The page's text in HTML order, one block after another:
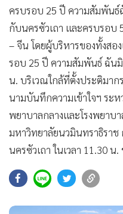
ครบรอบ 25 ปี ความสัมพันธ์
กับนครซัวเถา และครบรอบ
– จีน โดยผู้บริหารของทั้งสอ
รอบ 25 ปี ความสัมพันธ์ ฉัน
น. บริเวณใกล้ที่ตั้งประติมา
นามบันทึกความเข้าใจฯ ระห
พยาบาลกลางและโรงพยาบ
มหาวิทยาลัยนวมินทราธิรา
นครซัวเถา ในเวลา 11.30 น